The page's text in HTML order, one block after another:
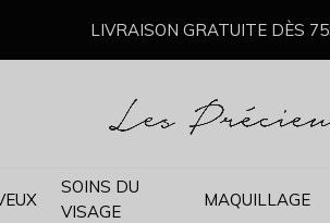
SOINS DU
VISAGE
MAQUILLAGE
LIVRAISON GRATUITE DÈS